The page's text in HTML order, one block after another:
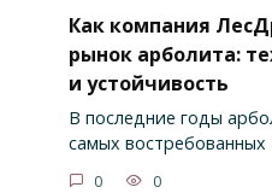
Как компания
рынок арболита:
и устойчивость
В последние годы
самых востребованных
0 0